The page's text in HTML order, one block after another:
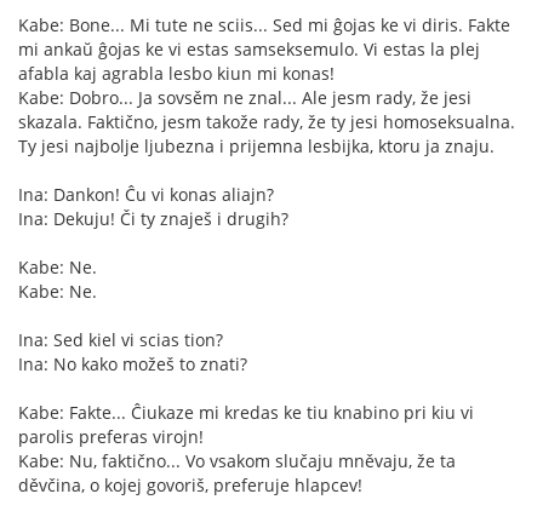
Kabe: Bone... Mi tute ne sciis... Sed mi ĝojas ke vi diris. Fakte
mi ankaŭ ĝojas ke vi estas samseksemulo. Vi estas la plej
afabla kaj agrabla lesbo kiun mi konas!
Kabe: Dobro... Ja sovsěm ne znal... Ale jesm rady, že jesi
skazala. Faktično, jesm takože rady, že ty jesi homoseksualna.
Ty jesi najbolje ljubezna i prijemna lesbijka, ktoru ja znaju.
Ina: Dankon! Ĉu vi konas aliajn?
Ina: Dekuju! Či ty znaješ i drugih?
Kabe: Ne.
Kabe: Ne.
Ina: Sed kiel vi scias tion?
Ina: No kako možeš to znati?
Kabe: Fakte... Ĉiukaze mi kredas ke tiu knabino pri kiu vi
parolis preferas virojn!
Kabe: Nu, faktično... Vo vsakom slučaju mněvaju, že ta
děvčina, o kojej govoriš, preferuje hlapcev!